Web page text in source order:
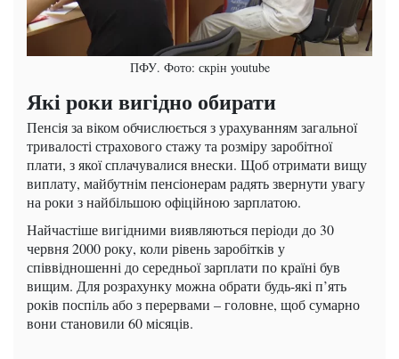
ПФУ. Фото: скрін youtube
Які роки вигідно обирати
Пенсія за віком обчислюється з урахуванням загальної
тривалості страхового стажу та розміру заробітної
плати, з якої сплачувалися внески. Щоб отримати вищу
виплату, майбутнім пенсіонерам радять звернути увагу
на роки з найбільшою офіційною зарплатою.
Найчастіше вигідними виявляються періоди до 30
червня 2000 року, коли рівень заробітків у
співвідношенні до середньої зарплати по країні був
вищим. Для розрахунку можна обрати будь-які п’ять
років поспіль або з перервами – головне, щоб сумарно
вони становили 60 місяців.